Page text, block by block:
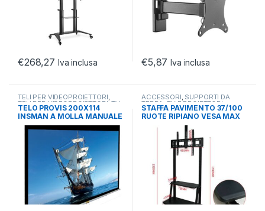
€268,27 Iva inclusa €5,87 Iva inclusa
TELI PER VIDEOPROIETTORI,
TELI PER VIDEOPROIETTORI ,TV
E PROIETTORI
TELO PROVIS 200X114
INSMAN A MOLLA MANUALE
HD CANVAS 16:9
ACCESSORI, SUPPORTI DA
TERRA,TV E PROIETTORI
STAFFA PAVIMENTO 37/100
RUOTE RIPIANO VESA MAX
900X600 120KG